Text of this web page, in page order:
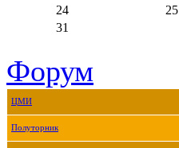
24
25
31
Форум
ЦМИ
Полуторник